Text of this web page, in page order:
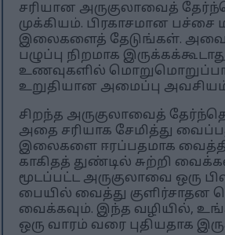
சரியான அருகுலாவைத்
முக்கியம். பிரகாசமான பச்சை
இலைகளைத் தேடுங்கள். அவை
பழுப்பு நிறமாக
உணவுகளில்
உறுதியான அமைப்பு
சிறந்த அருகுலாவைத்
அதை சரியாக சேமித்து
இலைகளை ஈரப்பதமாக
காகிதத் துண்டில் சுற்றி
மூடப்பட்ட அருகுலாவை ஒரு
பையில் வைத்து குளிர்சாதன
வைக்கவும். இந்த வழியில்,
ஒரு வாரம் வரை புதியதாக